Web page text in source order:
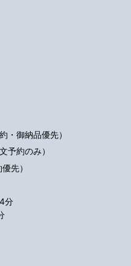
・御納品優先）
予約のみ）
先）
分